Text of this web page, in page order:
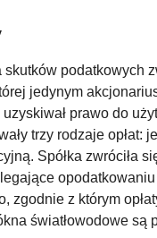
skutków podatkowych
jedynym
prawo do
trzy rodzaje opłat:
Spółka zwróciła
zgodnie z którym
światłowodowe